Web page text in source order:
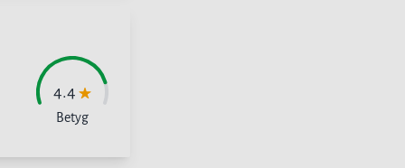
4.4
Betyg